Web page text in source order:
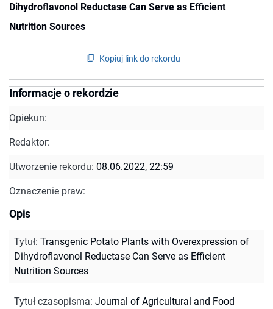
Dihydroflavonol Reductase Can Serve as Efficient
Nutrition Sources
Kopiuj link do rekordu
Informacje o rekordzie
Opiekun:
Redaktor:
Utworzenie rekordu: 08.06.2022, 22:59
Oznaczenie praw:
Opis
Tytuł: Transgenic Potato Plants with Overexpression of
Dihydroflavonol Reductase Can Serve as Efficient
Nutrition Sources
Tytuł czasopisma: Journal of Agricultural and Food